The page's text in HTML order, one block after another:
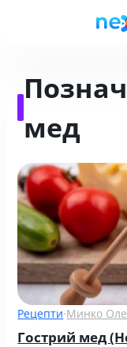
мед
Рецепти·Минко
Гострий мед